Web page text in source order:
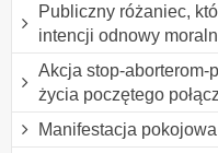
Publiczny różaniec,
intencji odnowy
Akcja stop-aborterom-
życia poczętego
Manifestacja pokojowa